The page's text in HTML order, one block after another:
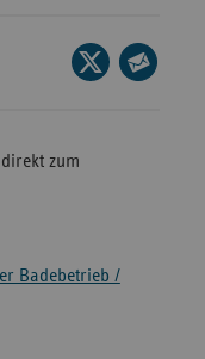
Seite
auf
zum
Badebetrieb /